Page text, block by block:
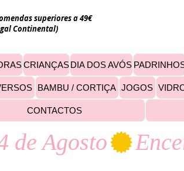
superiores a 49€
Continental)
CRIANÇASDIA DOS AVÓS
BAMBU / CORTIÇA JOGOS
CONTACTOS
de Agosto